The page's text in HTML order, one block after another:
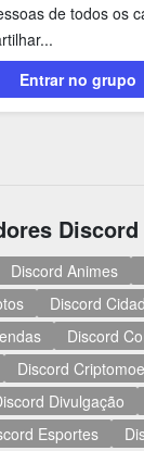
de todos os
Entrar no grupo
Discord
Discord Animes
Discord
Discord
Discord
Divulgação
Esportes